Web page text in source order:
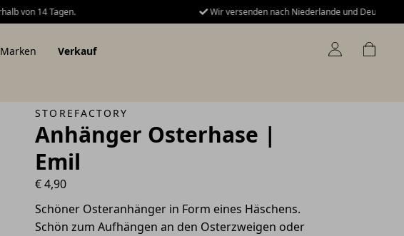
Wir versenden nach Niederlande und Deutschland.
Marken Verkauf
STOREFACTORY
Anhänger Osterhase |
Emil
€4,90
Schöner Osteranhänger in Form eines Häschens.
Schön zum Aufhängen an den Osterzweigen oder